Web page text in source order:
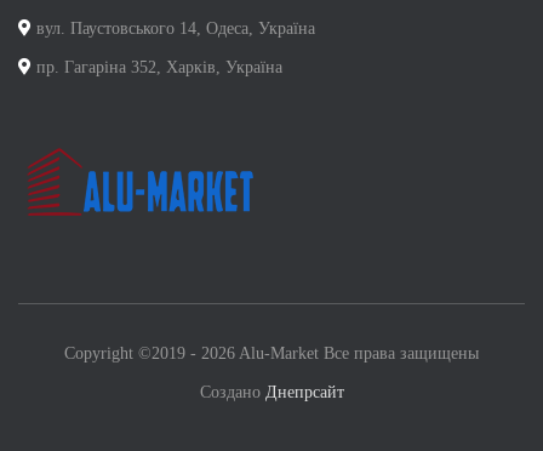
вул. Паустовського 14, Одеса, Україна
пр. Гагаріна 352, Харків, Україна
Copyright ©2019 - 2026 Alu-Market Все права защищены
Создано Днепрсайт